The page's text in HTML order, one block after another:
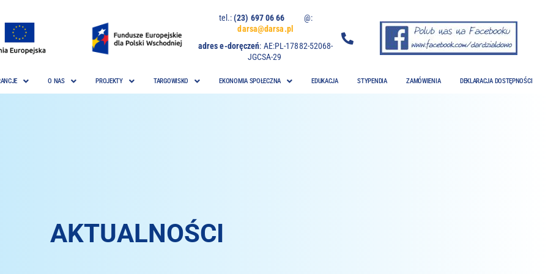
tel.:(23) 697 06 66 @:
darsa@darsa.pl
adres e-doręczeń: AE:PL-17882-52068-
JGCSA-29
O NAS PROJEKTY TARGOWISKO EKONOMIA SPOŁECZNA EDUKACJA STYPENDIA ZAMÓWIENIA DEKLARACJA DOSTĘPNOŚCI
AKTUALNOŚCI